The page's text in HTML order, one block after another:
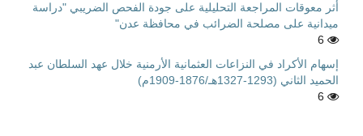
أثر معوقات المراجعة التحليلية على جودة الفحص الضريبي "دراسة
ميدانية على مصلحة الضرائب في محافظة عدن"
إسهام الأكراد في النزاعات العثمانية الأرمنية خلال عهد السلطان عبد
الحميد الثاني (1293-1327هـ/1876-1909م)